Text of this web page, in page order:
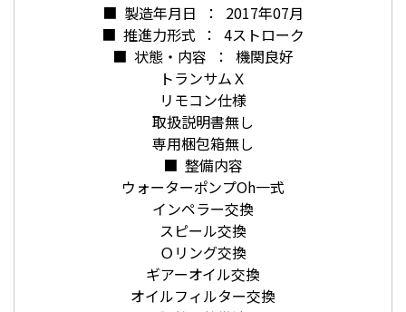
■ 製造年月日 ： 2017年07月
■ 推進力形式 ： 4ストローク
■ 状態・内容 ： 機関良好
トランサムＸ
リモコン仕様
取扱説明書無し
専用梱包箱無し
■ 整備内容
ウォーターポンプOh一式
インペラー交換
スピール交換
Ｏリング交換
ギアーオイル交換
オイルフィルター交換